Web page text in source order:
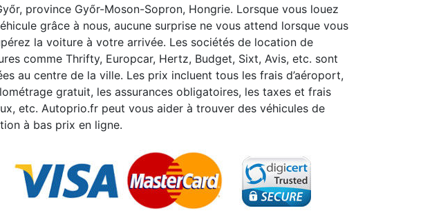
province Győr-Moson-Sopron, Hongrie. Lorsque vous louez
grâce à nous, aucune surprise ne vous attend lorsque vous
la voiture à votre arrivée. Les sociétés de location de
comme Thrifty, Europcar, Hertz, Budget, Sixt, Avis, etc. sont
au centre de la ville. Les prix incluent tous les frais d’aéroport,
gratuit, les assurances obligatoires, les taxes et frais
etc. Autoprio.fr peut vous aider à trouver des véhicules de
à bas prix en ligne.